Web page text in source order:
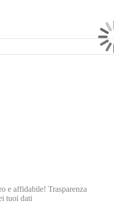
e affidabile! Trasparenza
tuoi dati